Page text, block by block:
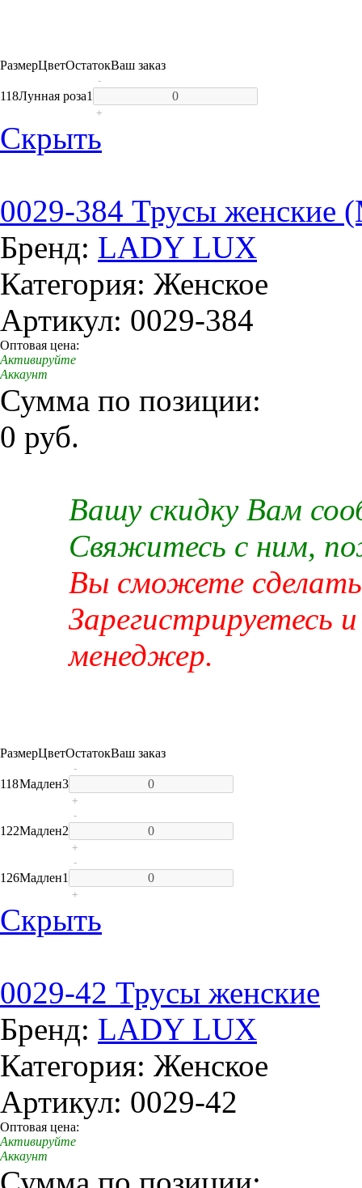
РазмерЦветОстатокВаш заказ
118Лунная роза1
-
+
Скрыть
0029-384 Трусы женские
Бренд: LADY LUX
Категория: Женское
Артикул: 0029-384
Оптовая цена:
Активируйте
Аккаунт
Сумма по позиции:
0 руб.
Вашу скидку Вам
Свяжитесь с ним,
Вы сможете сделать
Зарегистрируетесь
менеджер.
РазмерЦветОстатокВаш заказ
118Мадлен3
-
+
122Мадлен2
-
+
126Мадлен1
-
+
Скрыть
0029-42 Трусы женские
Бренд: LADY LUX
Категория: Женское
Артикул: 0029-42
Оптовая цена:
Активируйте
Аккаунт